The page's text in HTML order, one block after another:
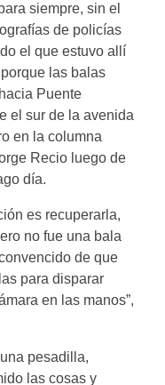
siempre, sin el
de policías
el que estuvo allí
las balas
Puente
el sur de la avenida
en la columna
Recio luego de
día.
es recuperarla,
no fue una bala
de que
para disparar
en las manos”,
pesadilla,
las cosas y